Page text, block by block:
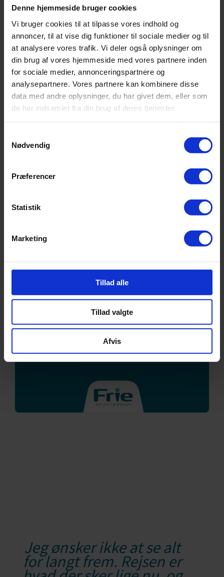
Denne hjemmeside bruger cookies
Vi bruger cookies til at tilpasse vores indhold og
annoncer, til at vise dig funktioner til sociale medier og til
at analysere vores trafik. Vi deler også oplysninger om
din brug af vores hjemmeside med vores partnere inden
for sociale medier, annonceringspartnere og
analysepartnere. Vores partnere kan kombinere disse
data med andre oplysninger, du har givet dem, eller som
de har indsamlet fra din brug af deres tjenester.
Nødvendig
Præferencer
Statistik
Marketing
Tillad alle
Tillad valgte
Afvis
er det sjældent en rationel beslutning, der
bestemmer, om de køber produktet eller
ej. Opfatter de dit produkt eller din ydelse
som økologisk, moderne, et sikkert valg, godt
for naturen, hunde eller børn, som et godt
brand, eller er det nemt at få fat i, er der
større chancer for, at de køber dit produkt
frem for konkurrenternes.
Man betaler 5 gange mere for Levi’s
cowboybokser end for dem, man køber i
Føtex. Det gør man, fordi man med Levis også
trækker i en livsstil. Det gør Levi’s brandet
specielt.
Hvad gør, at dit
Jeg ønsker ikke at se alt
for langt frem. Rejsen er